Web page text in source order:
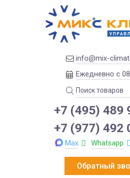
info@mix-
Ежедневно с
+7 (495) 489
+7 (977) 492
Max Whatsapp
Обратный